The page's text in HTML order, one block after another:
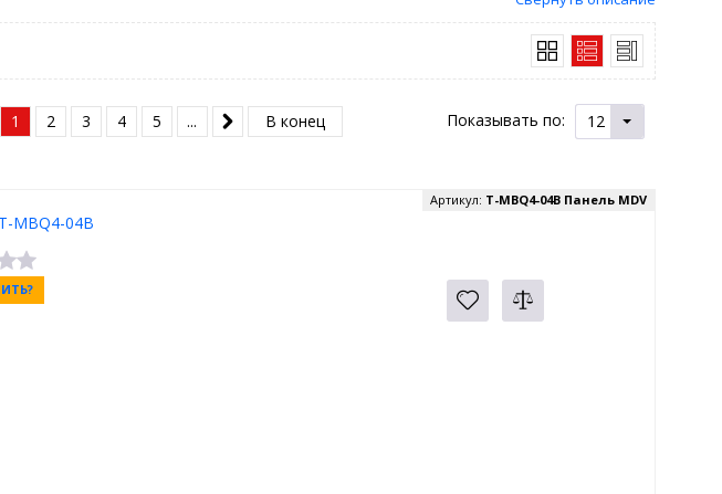
Показывать по: 12
1 2 3 4 5 ... В конец
MBQ4-04B
Артикул: T-MBQ4-04B Панель MDV